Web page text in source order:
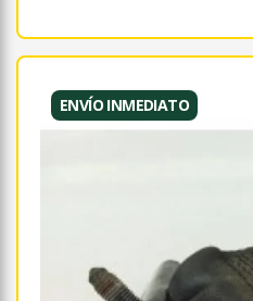
ENVÍO INMEDIATO